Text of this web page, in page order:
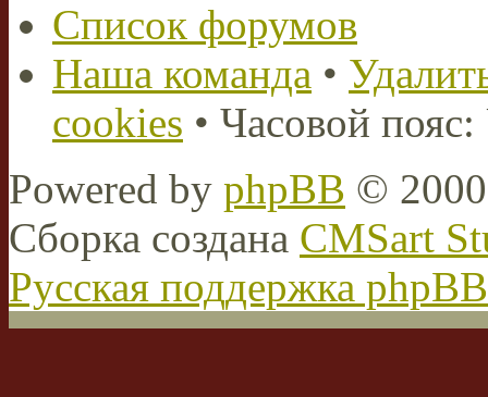
Список форумов
Наша команда •
cookies • Часовой
Powered by phpBB ©
Сборка создана CMSart
Русская поддержка phpBB